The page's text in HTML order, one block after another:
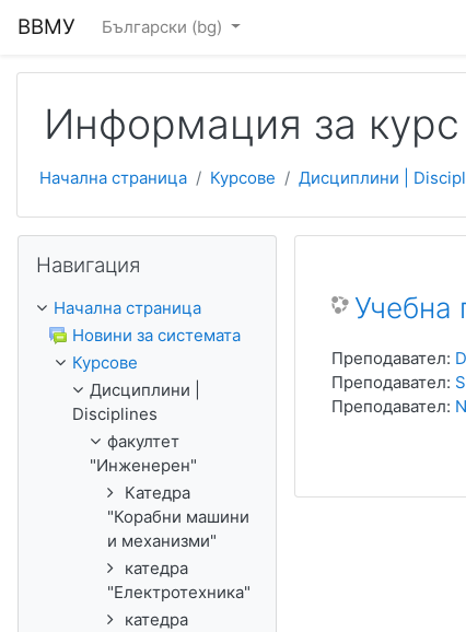
ВВМУ Български ‎(bg)‎
Информация за курс
Начална страница Курсове Дисциплини |
Учебна
Преподавател:
Преподавател:
Преподавател:
Навигация
Начална страница
Новини за системата
Курсове
Дисциплини |
Disciplines
факултет
"Инженерен"
Катедра
"Корабни машини
и механизми"
катедра
"Електротехника"
катедра